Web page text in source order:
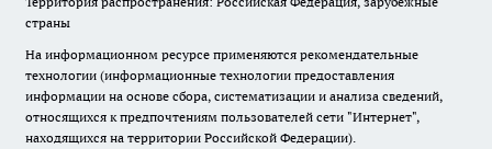
страны
На информационном ресурсе применяются рекомендательные
технологии (информационные технологии предоставления
информации на основе сбора, систематизации и анализа сведений,
относящихся к предпочтениям пользователей сети "Интернет",
находящихся на территории Российской Федерации).